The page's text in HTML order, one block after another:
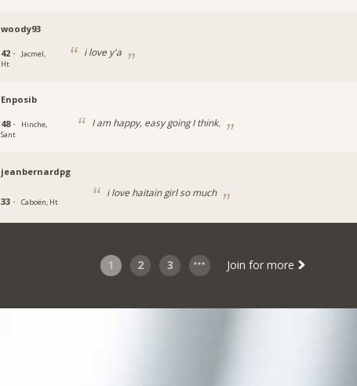
woody93
42 ·
Jacmel,
Ht
i love y'a
Enposib
48 ·
Hinche,
Sant
I am happy, easy going I think.
jeanbernardpg
33 · Caboën, Ht
i love haitain girl so much
1 2 3 Join for more